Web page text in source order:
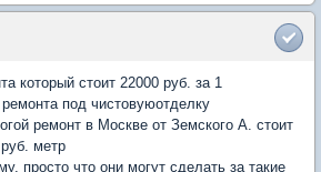
который стоит 22000 руб. за 1
под чистовуюотделку
ремонт в Москве от Земского А. стоит
метр
просто что они могут сделать за такие